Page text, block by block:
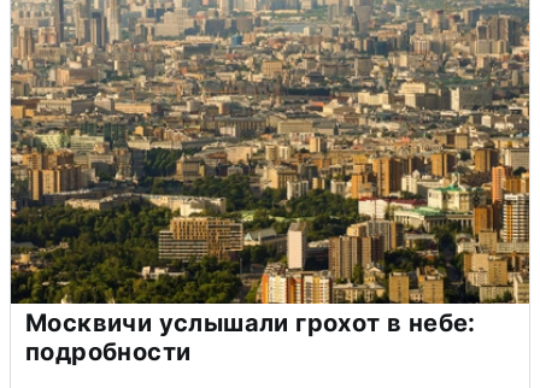
Москвичи услышали грохот в небе:
подробности